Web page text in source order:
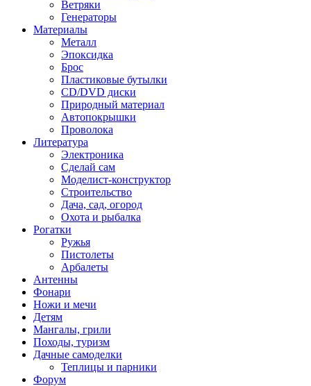
Ветряки
Генераторы
Материалы
Металл
Эпоксидка
Брос
Пластиковые бутылки
CD/DVD диски
Природный материал
Автопокрышки
Проволока
Литература
Электроника
Сделай сам
Моделист-конструктор
Строительство
Дача, сад, огород
Охота и рыбалка
Рогатки
Ружья
Пистолеты
Арбалеты
Антенны
Фонари
Ножи и мечи
Детям
Мангалы, грили
Походы, туризм
Дачные самоделки
Теплицы и парники
Форум